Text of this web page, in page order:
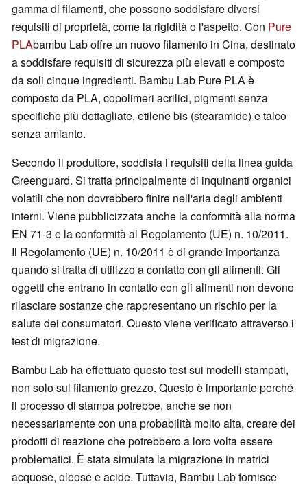
gamma di filamenti, che possono soddisfare diversi
requisiti di proprietà, come la rigidità o l'aspetto. Con Pure
PLAbambu Lab offre un nuovo filamento in Cina, destinato
a soddisfare requisiti di sicurezza più elevati e composto
da soli cinque ingredienti. Bambu Lab Pure PLA è
composto da PLA, copolimeri acrilici, pigmenti senza
specifiche più dettagliate, etilene bis (stearamide) e talco
senza amianto.
Secondo il produttore, soddisfa i requisiti della linea guida
Greenguard. Si tratta principalmente di inquinanti organici
volatili che non dovrebbero finire nell'aria degli ambienti
interni. Viene pubblicizzata anche la conformità alla norma
EN 71-3 e la conformità al Regolamento (UE) n. 10/2011.
Il Regolamento (UE) n. 10/2011 è di grande importanza
quando si tratta di utilizzo a contatto con gli alimenti. Gli
oggetti che entrano in contatto con gli alimenti non devono
rilasciare sostanze che rappresentano un rischio per la
salute dei consumatori. Questo viene verificato attraverso i
test di migrazione.
Bambu Lab ha effettuato questo test sui modelli stampati,
non solo sul filamento grezzo. Questo è importante perché
il processo di stampa potrebbe, anche se non
necessariamente con una probabilità molto alta, creare dei
prodotti di reazione che potrebbero a loro volta essere
problematici. È stata simulata la migrazione in matrici
acquose, oleose e acide. Tuttavia, Bambu Lab fornisce